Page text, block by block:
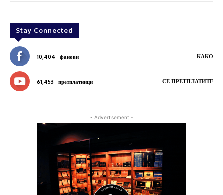
Stay Connected
10,404 фанови КАКО
61,453 претплатници СЕ ПРЕТПЛАТИТЕ
- Advertisement -